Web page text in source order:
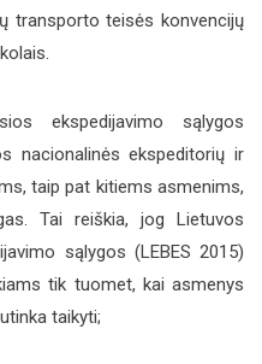
transporto teisės konvencijų
ekspedijavimo sąlygos
nacionalinės ekspeditorių ir
taip pat kitiems asmenims,
Tai reiškia, jog Lietuvos
sąlygos (LEBES 2015)
tik tuomet, kai asmenys
taikyti;